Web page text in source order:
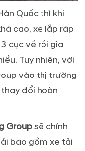
Quốc thì khi
cao, xe lắp ráp
cục về rồi gia
Tuy nhiên, với
vào thị trường
đổi hoàn
Groupsẽ chính
bao gồm xe tải